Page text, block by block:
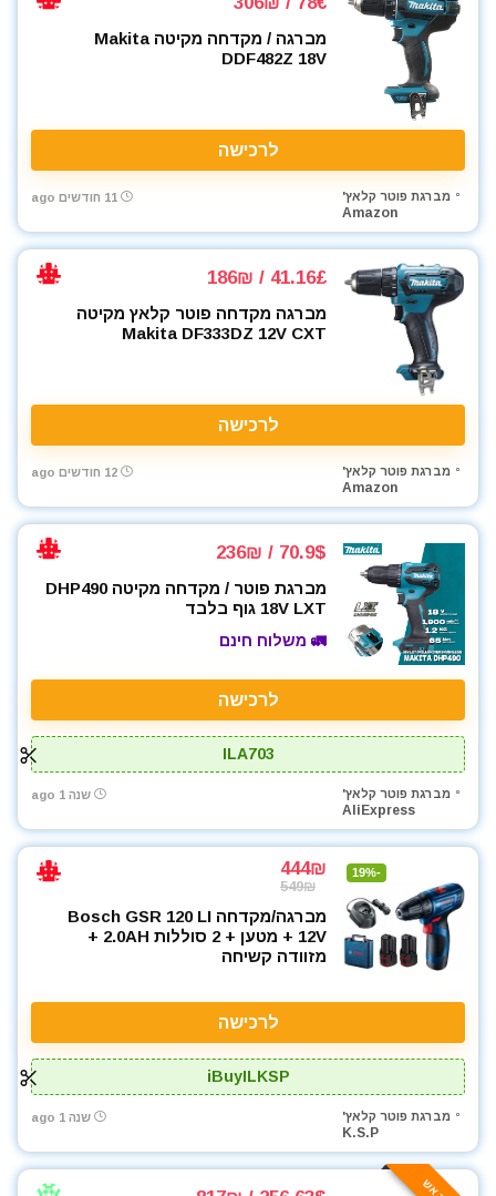
מברגה / מקדחה מקיטה Makita
DDF482Z 18V
לרכישה
מברגת פוטר קלאץ'
Amazon
11 חודשים ago
41.16£ / 186₪
מברגה מקדחה פוטר קלאץ מקיטה
Makita DF333DZ 12V CXT
לרכישה
מברגת פוטר קלאץ'
Amazon
12 חודשים ago
70.9$ / 236₪
מברגת פוטר / מקדחה מקיטה DHP490
18V LXT גוף בלבד
🚛 משלוח חינם
לרכישה
ILA703
מברגת פוטר קלאץ'
AliExpress
שנה 1 ago
-19%
444₪
549₪
מברגה/מקדחה Bosch GSR 120 LI
12V + מטען + 2 סוללות 2.0AH +
מזוודה קשיחה
לרכישה
iBuyILKSP
מברגת פוטר קלאץ'
K.S.P
שנה 1 ago